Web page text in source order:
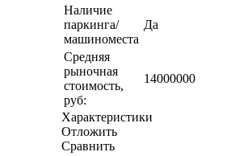
Наличие
паркинга/
машиноместа
Да
Средняя
рыночная
стоимость,
руб:
14000000
Характеристики
Отложить
Сравнить